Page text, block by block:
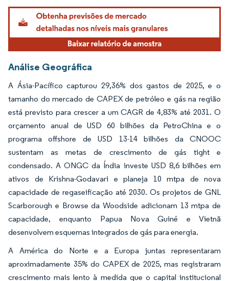
Análise Geográfica
A Ásia-Pacífico capturou 29,36% dos gastos de 2025, e o
tamanho do mercado de CAPEX de petróleo e gás na região
está previsto para crescer a um CAGR de 4,83% até 2031. O
orçamento anual de USD 60 bilhões da PetroChina e o
programa offshore de USD 13-14 bilhões da CNOOC
sustentam as metas de crescimento de gás tight e
condensado. A ONGC da Índia investe USD 8,6 bilhões em
ativos de Krishna-Godavari e planeja 10 mtpa de nova
capacidade de regaseificação até 2030. Os projetos de GNL
Scarborough e Browse da Woodside adicionam 13 mtpa de
capacidade, enquanto Papua Nova Guiné e Vietnã
desenvolvem esquemas integrados de gás para energia.
A América do Norte e a Europa juntas representaram
aproximadamente 35% do CAPEX de 2025, mas registraram
crescimento mais lento à medida que o capital institucional